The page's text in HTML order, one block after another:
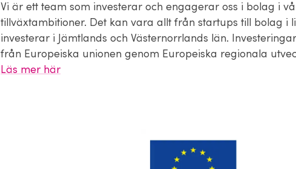
Vi är ett team som investerar och engagerar oss i bolag i
tillväxtambitioner. Det kan vara allt från startups till bolag i
investerar i Jämtlands och Västernorrlands län.
från Europeiska unionen genom Europeiska regionala
Läs mer här